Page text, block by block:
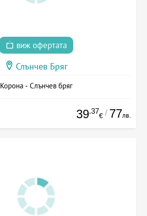
виж офертата
Слънчев Бряг
Корона - Слънчев бряг
39.37
€ / 77лв.